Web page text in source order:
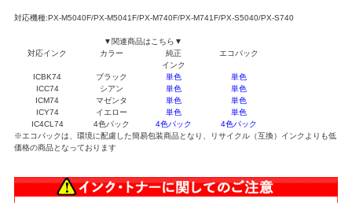
対応機種:PX-M5040F/PX-M5041F/PX-M740F/PX-M741F/PX-S5040/PX-S740
▼関連商品はこちら▼
対応インク
カラー
純正
インク
エコパック
ICBK74 ブラック 単色
単色
ICC74
シアン 単色
単色
ICM74
マゼンタ 単色
単色
ICY74
イエロー 単色
単色
IC4CL74
4色パック 4色パック
4色パック
※エコパックは、環境に配慮した簡易包装商品となり、リサイクル（互換）インクよりも低
価格の商品となっております